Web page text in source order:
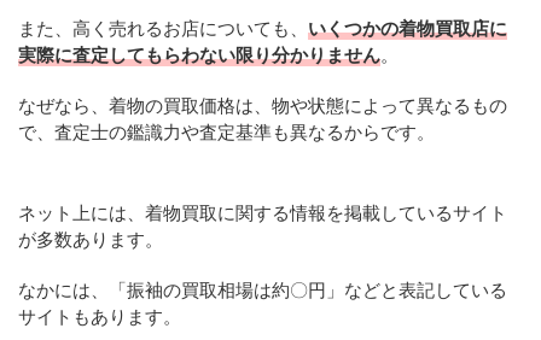
また、高く売れるお店についても、 いくつかの着物買取店に
実際に査定してもらわない限り分かりません。
なぜなら、着物の買取価格は、物や状態によって異なるもの
で、査定士の鑑識力や査定基準も異なるからです。
ネット上には、着物買取に関する情報を掲載しているサイト
が多数あります。
なかには、「振袖の買取相場は約〇円」などと表記している
サイトもあります。